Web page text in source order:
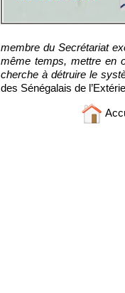
membre du Secrétariat
même temps, mettre en
cherche à détruire le
des Sénégalais de